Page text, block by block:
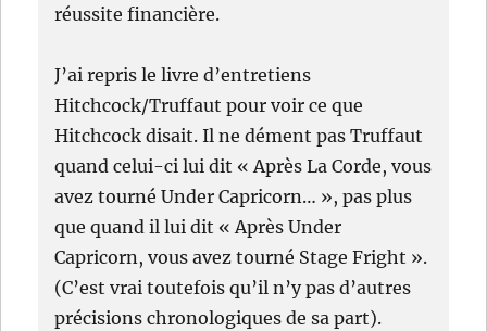
réussite financière.
J’ai repris le livre d’entretiens
Hitchcock/Truffaut pour voir ce que
Hitchcock disait. Il ne dément pas Truffaut
quand celui-ci lui dit « Après La Corde, vous
avez tourné Under Capricorn… », pas plus
que quand il lui dit « Après Under
Capricorn, vous avez tourné Stage Fright ».
(C’est vrai toutefois qu’il n’y pas d’autres
précisions chronologiques de sa part).